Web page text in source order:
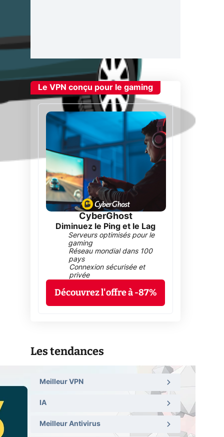
Le VPN conçu pour le gaming
CyberGhost
Diminuez le Ping et le Lag
Serveurs optimisés pour le
gaming
Réseau mondial dans 100
pays
Connexion sécurisée et
privée
Découvrez l'offre à -87%
Les tendances
Meilleur VPN
IA
Meilleur Antivirus